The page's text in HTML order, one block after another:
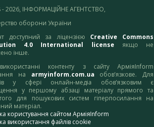
- 2026, ІНФОРМАЦІЙНЕ АГЕНТСТВО,
оборони України
доступний за ліцензією Creative Commons
4.0 International license якщо не
інше.
контенту з сайту АрміяInform
на armyinform.com.ua обов’язкове. Для
у сфері онлайн-медіа обов’язковим є
у першому абзаці матеріалу прямого та
для пошукових систем гіперпосилання на
матеріал.
користування сайтом АрміяInform
використання файлів cookie